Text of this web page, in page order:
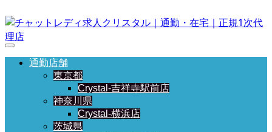
通勤店舗
東京都
Crystal-吉祥寺駅前店
神奈川県
Crystal-横浜店
茨城県